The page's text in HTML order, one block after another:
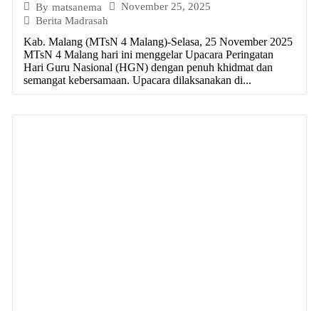
By matsanema
November 25, 2025
Berita Madrasah
Kab. Malang (MTsN 4 Malang)-Selasa, 25 November 2025
MTsN 4 Malang hari ini menggelar Upacara Peringatan
Hari Guru Nasional (HGN) dengan penuh khidmat dan
semangat kebersamaan. Upacara dilaksanakan di...